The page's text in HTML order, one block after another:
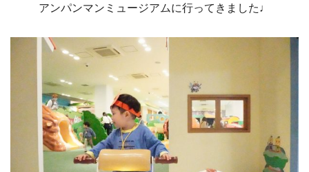
アンパンマンミュージアムに行ってきました♩